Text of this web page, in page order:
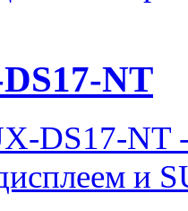
NT
DS17-NT
и